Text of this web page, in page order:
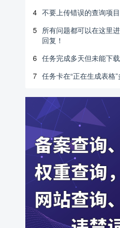
4 不要上传错误的查询项
5 所有问题都可以在这里
回复！
6 任务完成多天但未能下载
7 任务卡在“正在生成表格